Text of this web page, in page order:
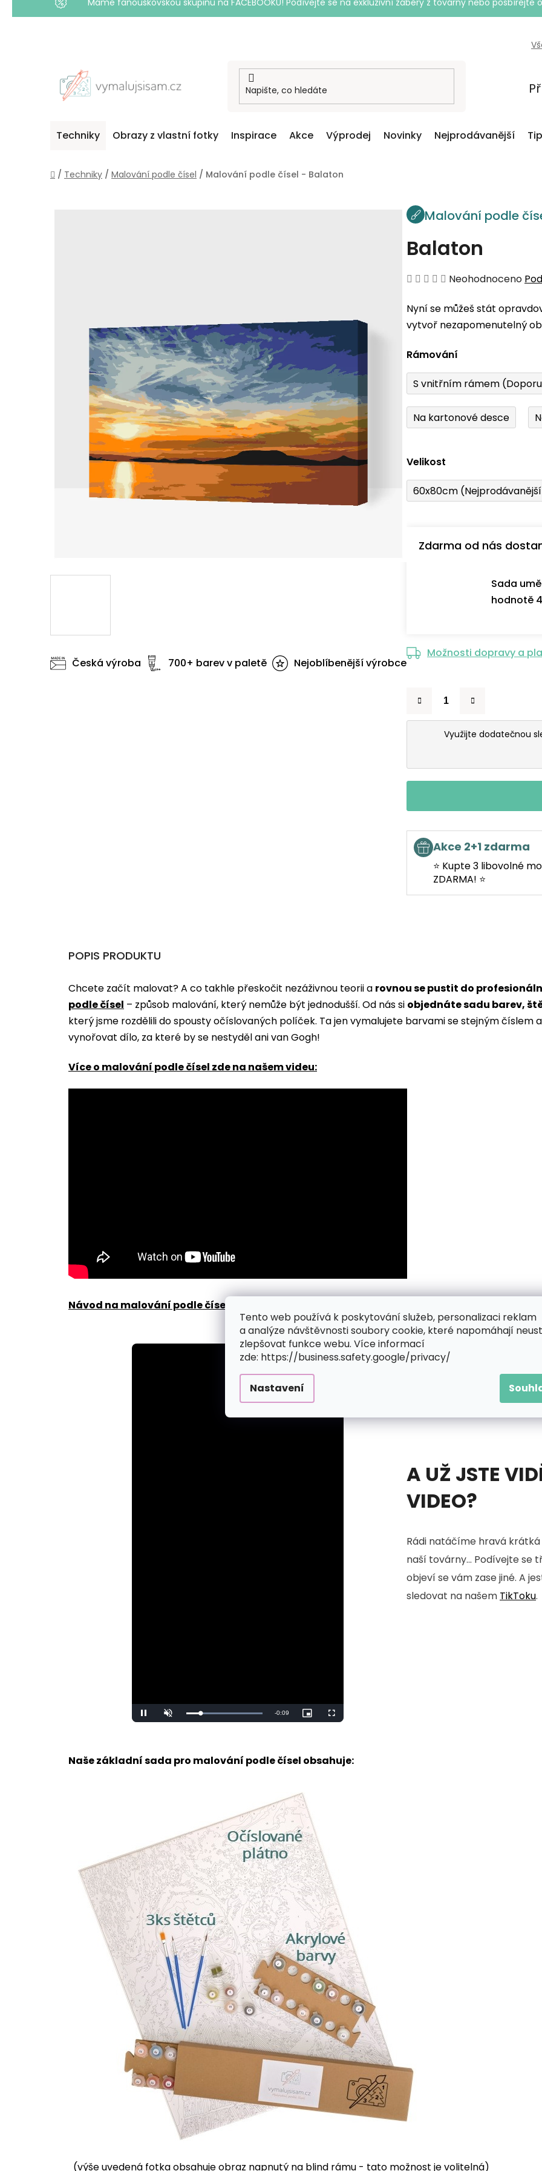
Tento web používá k poskytování služeb, personalizaci reklam
a analýze návštěvnosti soubory cookie, které napomáhají
zlepšovat funkce webu. Více informací
zde: https://business.safety.google/privacy/
Nastavení
Máme fanouškovskou skupinu na FACEBOOKU! Podívejte se na exkluzivní záběry z továrny nebo
Techniky Obrazy z vlastní fotky Inspirace Akce Výprodej Novinky Nejprodávanější
Domů
/ Techniky / Malování podle čísel / Malování podle čísel - Balaton
Malování podle
Balaton
Průměrné
produktu
je
z
5
hvězdiček.
Neohodnoceno
Nyní se můžeš stát
vytvoř nezapomenutelný
Rámování
S vnitřním rámem
Na kartonové desce
Velikost
60x80cm
Zdarma od nás
Sada
hodnotě
Možnosti dopravy a
Využijte dodatečnou
Akce 2+1 zdarma
⭐ Kupte 3 libovolné
ZDARMA! ⭐
Česká výroba 700+ barev v paletě Nejoblíbenější výrobce
POPIS PRODUKTU
Chcete začít malovat? A co takhle přeskočit nezáživnou teorii a rovnou se pustit do
podle čísel ­­– způsob malování, který nemůže být jednodušší. Od nás si objednáte sadu barev,
který jsme rozdělili do spousty očíslovaných políček. Ta jen vymalujete barvami se stejným číslem
vynořovat dílo, za které by se nestyděl ani van Gogh!
Více o malování podle čísel zde na našem videu:
Návod na malování podle čísel zde
Unmute Loaded:
100.00%
A UŽ JSTE
VIDEO?
Rádi natáčíme hravá krátká
naší továrny... Podívejte se
objeví se vám zase jiné. A
sledovat na našem TikToku.
Naše základní sada pro malování podle čísel obsahuje:
(výše uvedená fotka obsahuje obraz napnutý na blind rámu - tato možnost je volitelná)